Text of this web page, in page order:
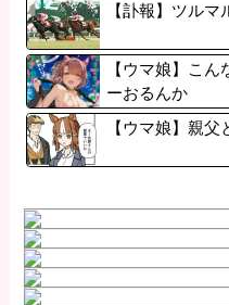
【訃報】ツル
【ウマ娘】こ
ーおるんか
【ウマ娘】親